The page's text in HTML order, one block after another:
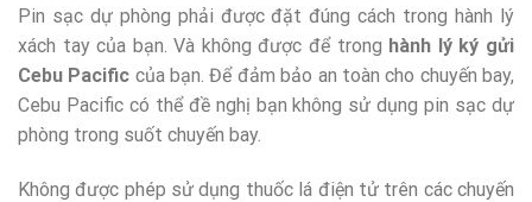
Pin sạc dự phòng phải được đặt đúng cách trong hành lý
xách tay của bạn. Và không được để trong hành lý ký gửi
Cebu Pacific của bạn. Để đảm bảo an toàn cho chuyến bay,
Cebu Pacific có thể đề nghị bạn không sử dụng pin sạc dự
phòng trong suốt chuyến bay.
Không được phép sử dụng thuốc lá điện tử trên các chuyến